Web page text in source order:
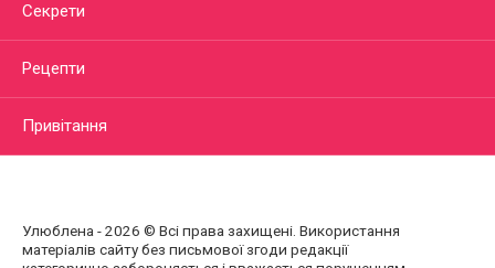
Секрети
Рецепти
Привітання
Улюблена - 2026 © Всі права захищені. Використання
матеріалів сайту без письмової згоди редакції